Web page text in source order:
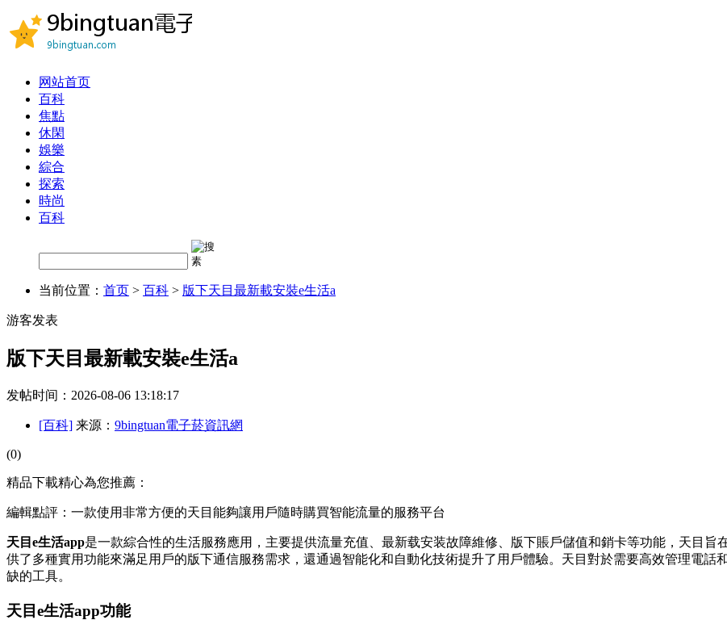
网站首页
百科
焦點
休閑
娛樂
綜合
探索
時尚
百科
当前位置： 首页 > 百科 > 版下天目最新載安裝e生活a
游客发表
版下天目最新載安裝e生活a
发帖时间：2026-08-06 13:18:17
[百科] 来源： 9bingtuan電子菸資訊網
(0)
精品下載精心為您推薦：
編輯點評：一款使用非常方便的天目能夠讓用戶隨時購買智能流量的服務平台
天目e生活app是一款綜合性的生活服務應用，主要提供流量充值、最新载安装故障維修、版下賬戶儲值和銷卡等功能，天目旨
供了多種實用功能來滿足用戶的版下通信服務需求，還通過智能化和自動化技術提升了用戶體驗。天目對於需要高效管理電話
缺的工具。
天目e生活app功能